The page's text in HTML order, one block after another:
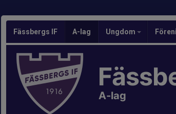
Fässbergs IF A-lag Ungdom
A-lag